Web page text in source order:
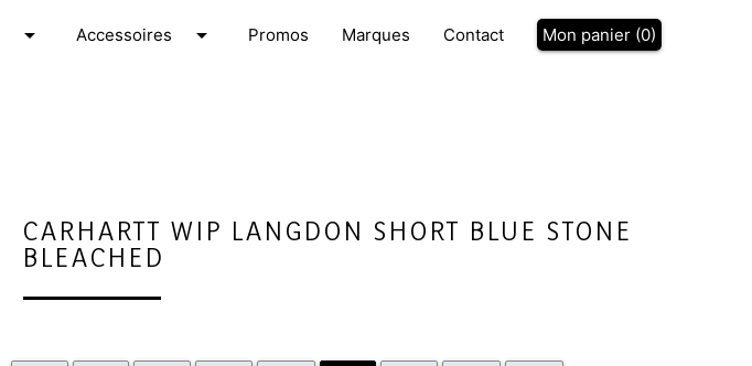
arrow_drop_down Accessoires arrow_drop_down Promos Marques Contact Mon panier (0)
CARHARTT WIP LANGDON SHORT BLUE STONE
BLEACHED